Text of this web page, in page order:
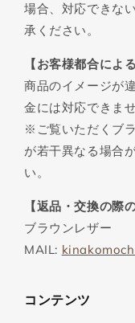
場合、対応できな
承ください。
【お客様都合によ
商品のイメージが
金には対応できま
※ご覧いただくブ
が若干異なる場合
い。
【返品・交換の際
ブラウンレザー
MAIL:
コンテンツ